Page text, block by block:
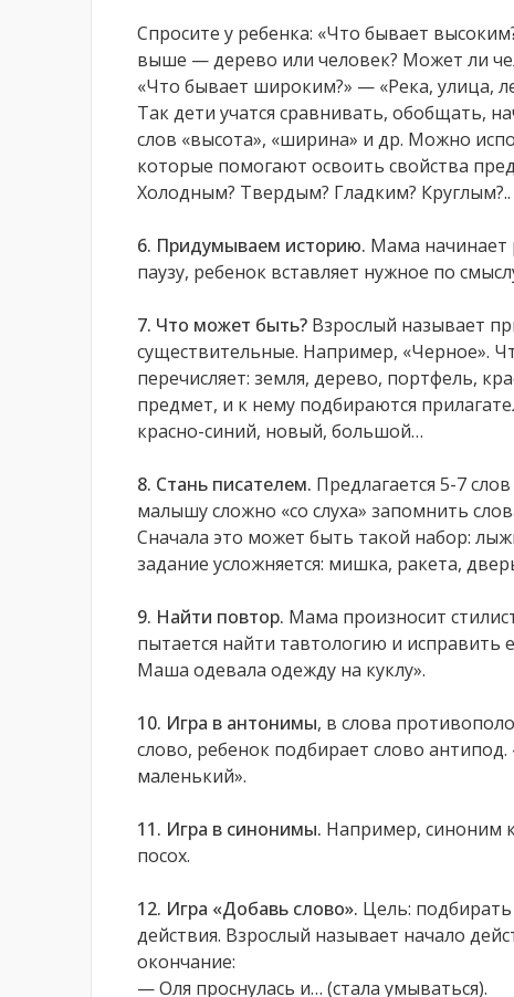
Спросите у ребенка: «Что бывает
выше — дерево или человек? Может ли
«Что бывает широким?» — «Река, улица,
Так дети учатся сравнивать, обобщать,
слов «высота», «ширина» и др. Можно
которые помогают освоить свойства
Холодным? Твердым? Гладким? Круглым?..
6. Придумываем историю. Мама начинает
паузу, ребенок вставляет нужное по
7. Что может быть? Взрослый называет
существительные. Например, «Черное».
перечисляет: земля, дерево, портфель,
предмет, и к нему подбираются
красно-синий, новый, большой…
8. Стань писателем. Предлагается 5-7
малышу сложно «со слуха» запомнить
Сначала это может быть такой набор:
задание усложняется: мишка, ракета,
9. Найти повтор. Мама произносит
пытается найти тавтологию и исправить
Маша одевала одежду на куклу».
10. Игра в антонимы, в слова
слово, ребенок подбирает слово
маленький».
11. Игра в синонимы. Например, синоним
посох.
12. Игра «Добавь слово». Цель:
действия. Взрослый называет начало
окончание:
— Оля проснулась и… (стала умываться).